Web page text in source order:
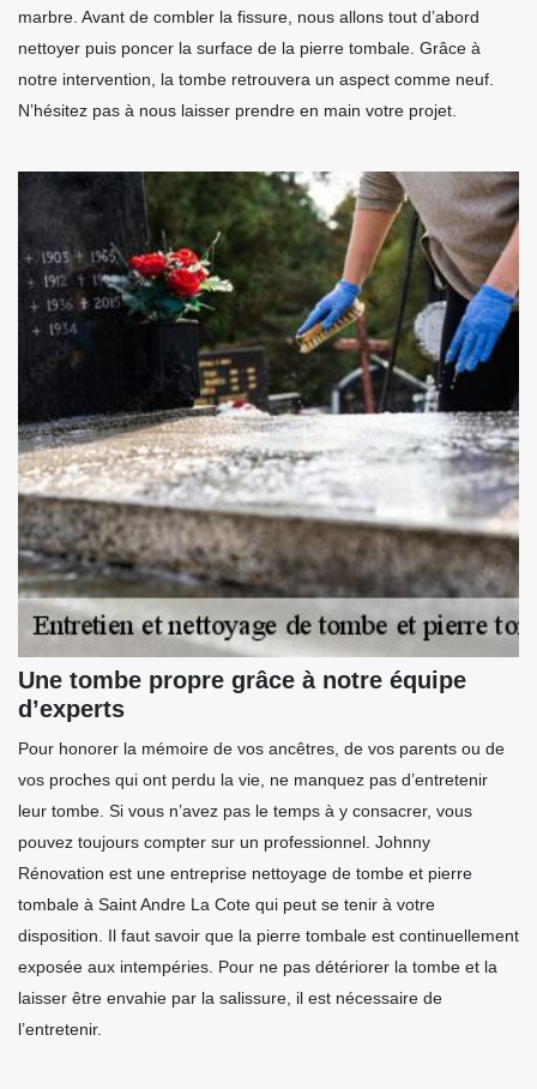
marbre. Avant de combler la fissure, nous allons tout d’abord
nettoyer puis poncer la surface de la pierre tombale. Grâce à
notre intervention, la tombe retrouvera un aspect comme neuf.
N’hésitez pas à nous laisser prendre en main votre projet.
Une tombe propre grâce à notre équipe
d’experts
Pour honorer la mémoire de vos ancêtres, de vos parents ou de
vos proches qui ont perdu la vie, ne manquez pas d’entretenir
leur tombe. Si vous n’avez pas le temps à y consacrer, vous
pouvez toujours compter sur un professionnel. Johnny
Rénovation est une entreprise nettoyage de tombe et pierre
tombale à Saint Andre La Cote qui peut se tenir à votre
disposition. Il faut savoir que la pierre tombale est continuellement
exposée aux intempéries. Pour ne pas détériorer la tombe et la
laisser être envahie par la salissure, il est nécessaire de
l’entretenir.